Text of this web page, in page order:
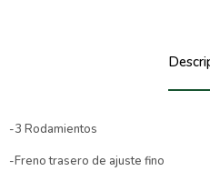
-3 Rodamientos
-Freno trasero de ajuste fino